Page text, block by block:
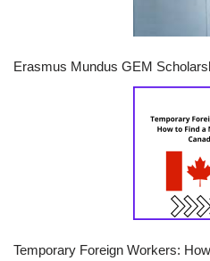
Erasmus Mundus GEM
Temporary Foreign Workers: